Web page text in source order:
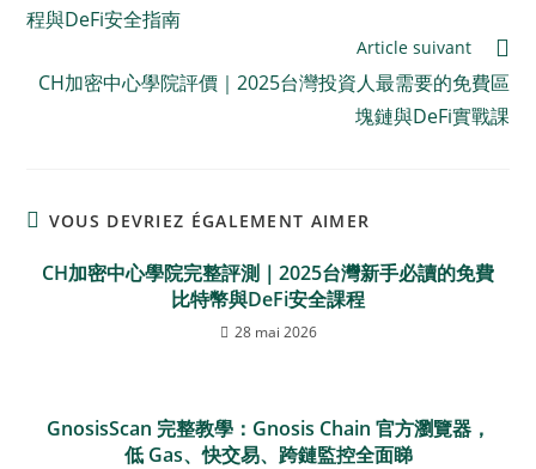
程與DeFi安全指南
Article suivant
CH加密中心學院評價｜2025台灣投資人最需要的免費區
塊鏈與DeFi實戰課
VOUS DEVRIEZ ÉGALEMENT AIMER
CH加密中心學院完整評測｜2025台灣新手必讀的免費
比特幣與DeFi安全課程
28 mai 2026
GnosisScan 完整教學：Gnosis Chain 官方瀏覽器，
低 Gas、快交易、跨鏈監控全面睇